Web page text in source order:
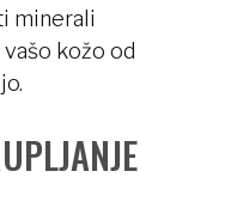
minerali
kožo od